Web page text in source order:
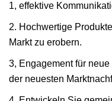
1, effektive
2. Hochwertige
Markt zu erobern.
3, Engagement für
der neuesten